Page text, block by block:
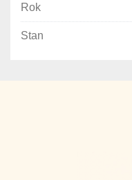
Rok
Stan